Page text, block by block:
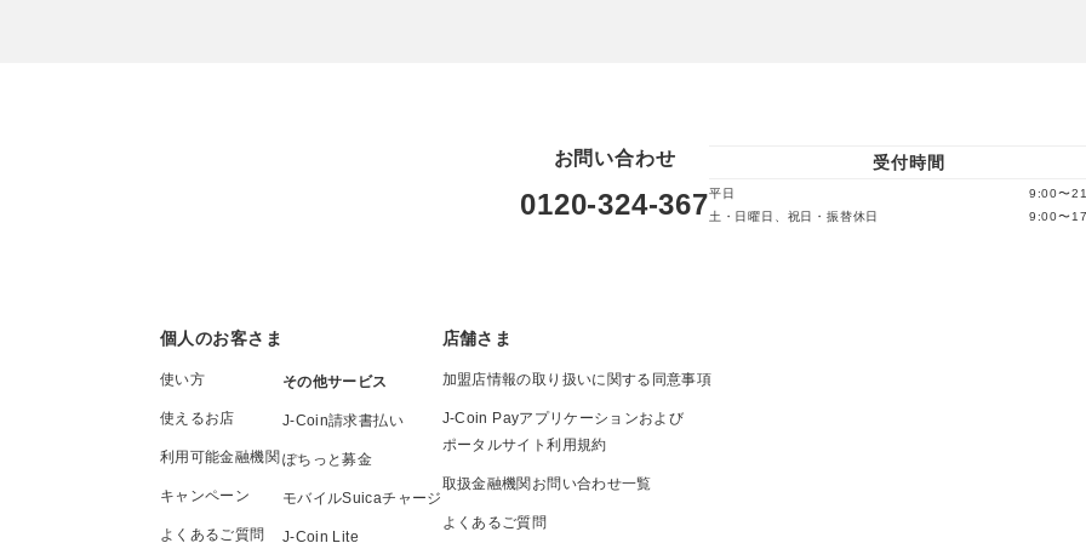
お問い合わせ
0120-324-367
受付時間
平日
9:00〜
土・日曜日、祝日・振替休日
9:00〜
個人のお客さま
使い方
使えるお店
利用可能金融機関
キャンペーン
よくあるご質問
その他サービス
J-Coin請求書払い
ぽちっと募金
モバイルSuicaチャージ
J-Coin Lite
店舗さま
加盟店情報の取り扱いに関する同意事項
J-Coin Payアプリケーションおよび
ポータルサイト利用規約
取扱金融機関お問い合わせ一覧
よくあるご質問